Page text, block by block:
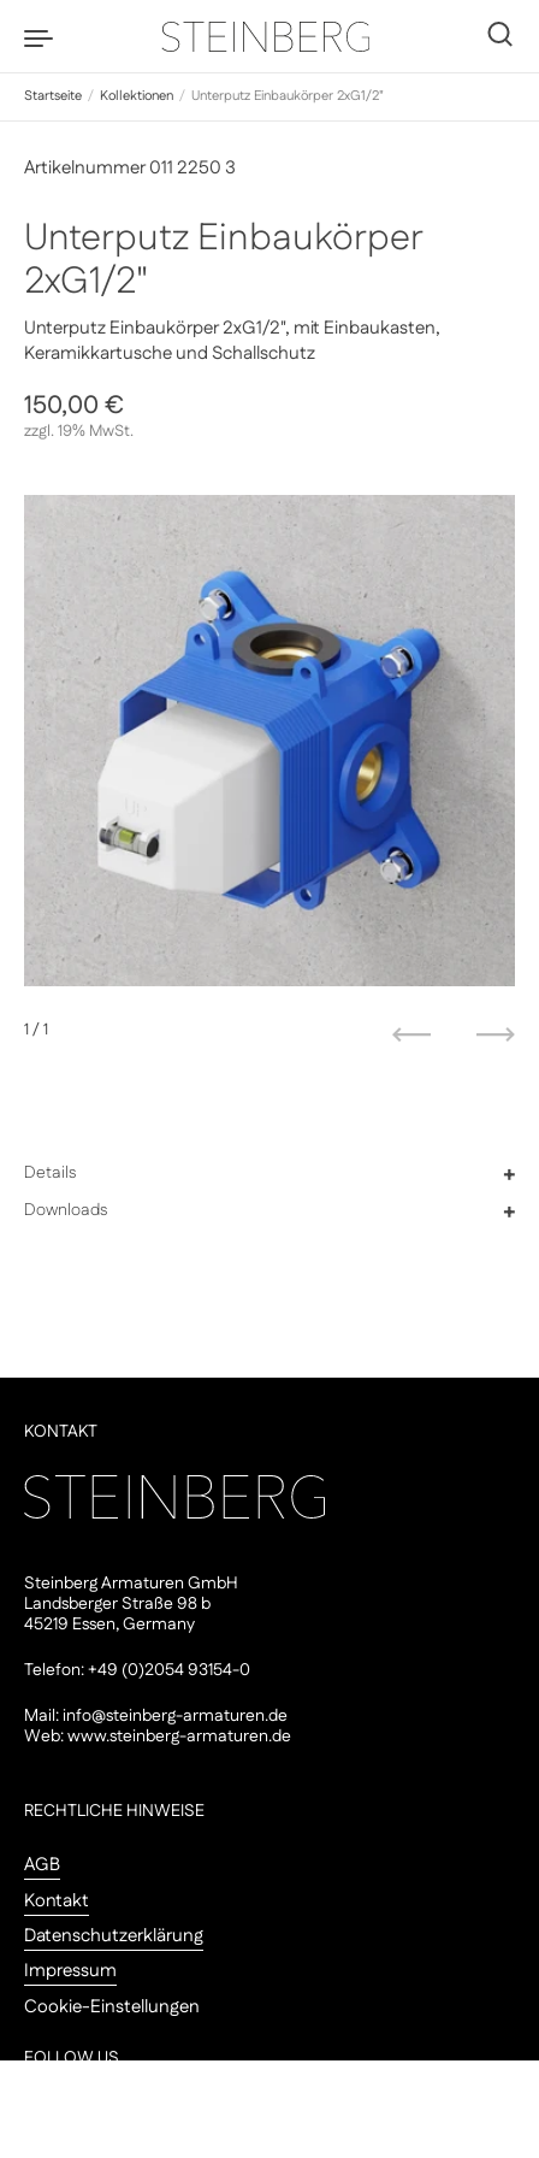
Startseite / Kollektionen / Unterputz Einbaukörper 2xG1/2"
Unterputz Einbaukörper
2xG1/2"
Unterputz Einbaukörper 2xG1/2", mit Einbaukasten,
Keramikkartusche und Schallschutz
Artikelnummer 011 2250 3
Regulärer Preis
150,00 €
zzgl. 19% MwSt.
Details +
Downloads +
1/ 1
KONTAKT
Steinberg Armaturen GmbH
Landsberger Straße 98 b
45219 Essen, Germany
Telefon: +49 (0)2054 93154-0
Mail:info@steinberg-armaturen.de
Web:www.steinberg-armaturen.de
RECHTLICHE HINWEISE
AGB
Kontakt
Datenschutzerklärung
Impressum
Cookie-Einstellungen
FOLLOW US